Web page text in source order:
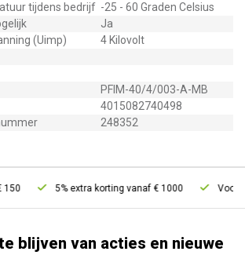
tijdens bedrijf -25 - 60 Graden Celsius
Ja
(Uimp)
4 Kilovolt
PFIM-40/4/003-A-MB
4015082740498
248352
5% extra korting vanaf € 1000 Voor
blijven van acties en nieuwe